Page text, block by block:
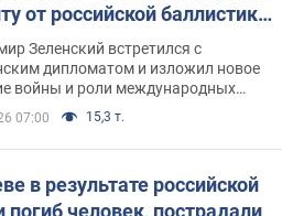
от российской баллистики.
с Безсмертным
Зеленский встретился с
дипломатом и изложил новое
войны и роли международных
в борьбе с Россией
07:00 15,3 т.
в результате российской
погиб человек, пострадали